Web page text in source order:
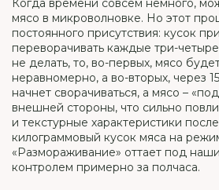
Когда времени совсем немного,
мясо в микроволновке. Но этот
постоянного присутствия: кусок
переворачивать каждые три-
не делать, то, во-первых, мясо
неравномерно, а во-вторых, через
начнет сворачиваться, а мясо –
внешней стороны, что сильно
и текстурные характеристики
килограммовый кусок мяса на
«Размораживание» оттает под
контролем примерно за полчаса.